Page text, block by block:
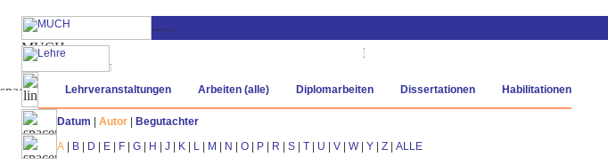
Lehrveranstaltungen Arbeiten (alle) Diplomarbeiten Dissertationen Habilitationen
Datum Autor
Begutachter
A
B D E F G H J K L M N O P R S T U V W Y Z ALLE